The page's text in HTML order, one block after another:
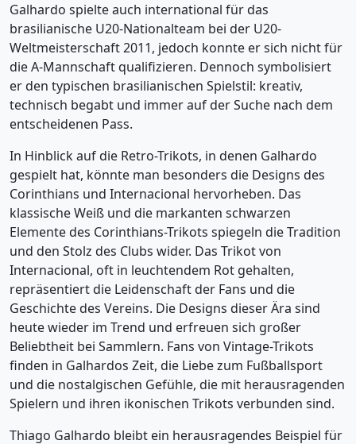
Galhardo spielte auch international für das
brasilianische U20-Nationalteam bei der U20-
Weltmeisterschaft 2011, jedoch konnte er sich nicht für
die A-Mannschaft qualifizieren. Dennoch symbolisiert
er den typischen brasilianischen Spielstil: kreativ,
technisch begabt und immer auf der Suche nach dem
entscheidenen Pass.
In Hinblick auf die Retro-Trikots, in denen Galhardo
gespielt hat, könnte man besonders die Designs des
Corinthians und Internacional hervorheben. Das
klassische Weiß und die markanten schwarzen
Elemente des Corinthians-Trikots spiegeln die Tradition
und den Stolz des Clubs wider. Das Trikot von
Internacional, oft in leuchtendem Rot gehalten,
repräsentiert die Leidenschaft der Fans und die
Geschichte des Vereins. Die Designs dieser Ära sind
heute wieder im Trend und erfreuen sich großer
Beliebtheit bei Sammlern. Fans von Vintage-Trikots
finden in Galhardos Zeit, die Liebe zum Fußballsport
und die nostalgischen Gefühle, die mit herausragenden
Spielern und ihren ikonischen Trikots verbunden sind.
Thiago Galhardo bleibt ein herausragendes Beispiel für